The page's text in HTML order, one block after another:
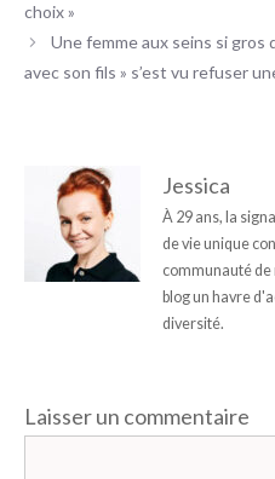
choix »
Une femme aux seins si gros
avec son fils » s’est vu refuser
Jessica
À 29 ans, la
de vie unique
communauté de
blog un havre
diversité.
Laisser un commentaire